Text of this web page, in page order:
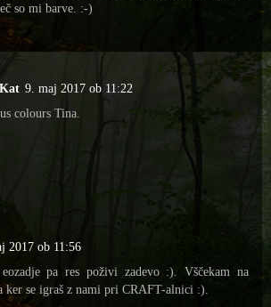
so mi barve. :-)
9. maj 2017 ob 11:22
colours Tina.
2017 ob 11:56
pa res poživi zadevo :). Vščekam na
ker se igraš z nami pri CRAFT-alnici :).